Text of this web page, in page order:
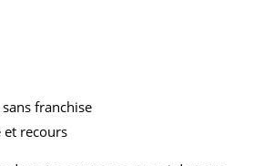
franchise
et recours